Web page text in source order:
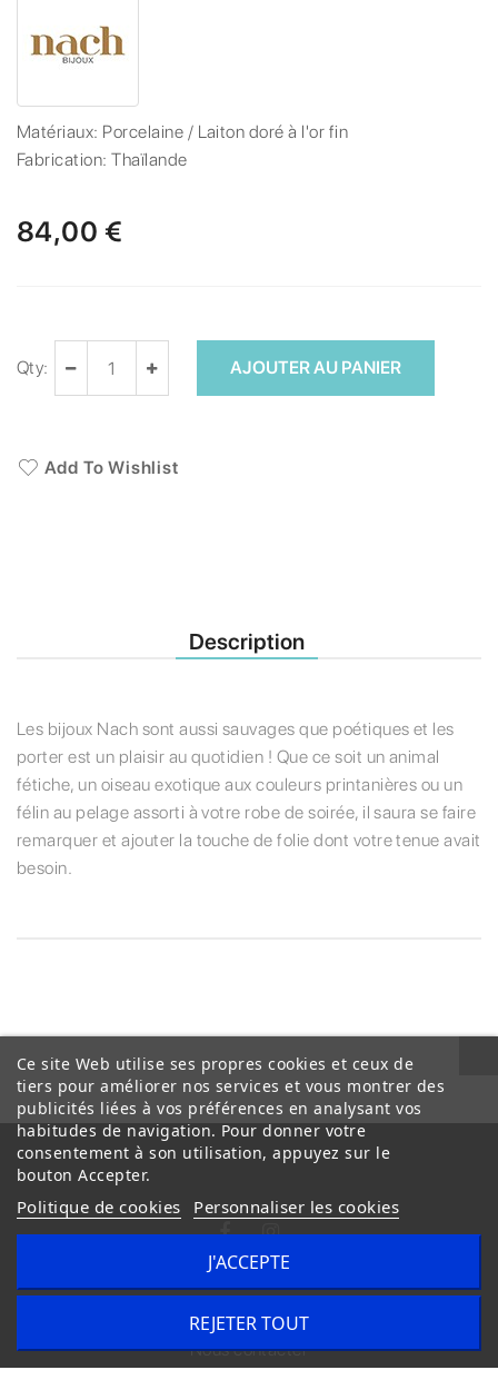
Matériaux: Porcelaine / Laiton doré à l'or fin
Fabrication:Thaïlande
84,00 €
Qty: AJOUTER AU PANIER
Add To Wishlist
Description
Les bijoux Nach sont aussi sauvages que poétiques et les
porter est un plaisir au quotidien ! Que ce soit un animal
fétiche, un oiseau exotique aux couleurs printanières ou un
félin au pelage assorti à votre robe de soirée, il saura se faire
remarquer et ajouter la touche de folie dont votre tenue avait
besoin.
Conditions Générales de Vente
Nous contacter
Ce site Web utilise ses propres cookies et ceux de
tiers pour améliorer nos services et vous montrer des
publicités liées à vos préférences en analysant vos
habitudes de navigation. Pour donner votre
consentement à son utilisation, appuyez sur le
bouton Accepter.
Politique de cookies Personnaliser les cookies
REJETER TOUT
J'ACCEPTE